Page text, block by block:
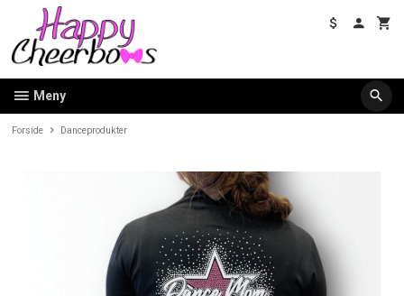
innholdet
Meny
Forside Danceprodukter